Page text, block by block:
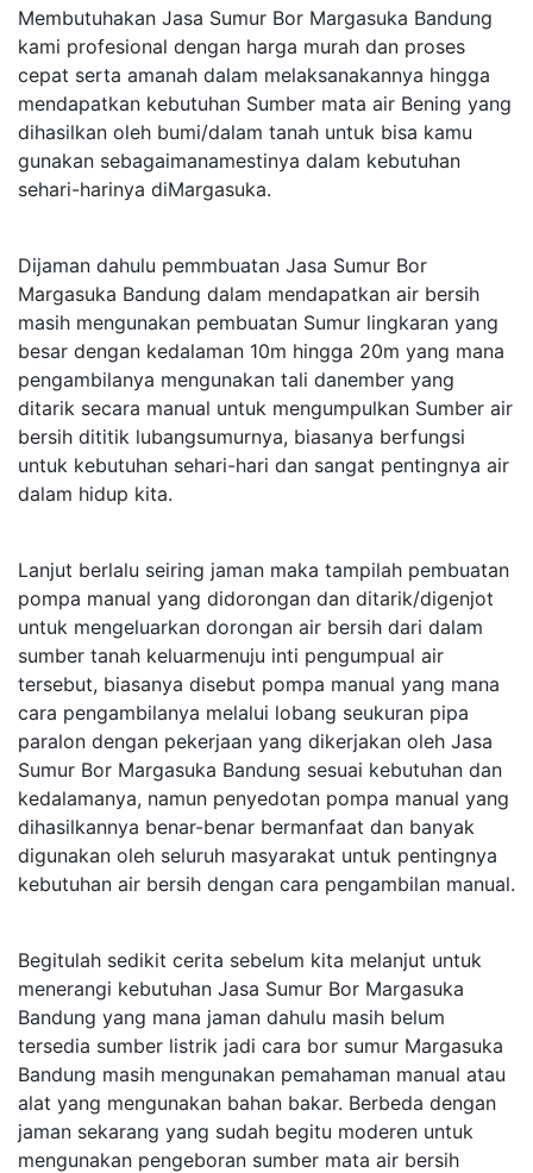
Membutuhakan Jasa Sumur Bor Margasuka Bandung
kami profesional dengan harga murah dan proses
cepat serta amanah dalam melaksanakannya hingga
mendapatkan kebutuhan Sumber mata air Bening yang
dihasilkan oleh bumi/dalam tanah untuk bisa kamu
gunakan sebagaimanamestinya dalam kebutuhan
sehari-harinya diMargasuka.
Dijaman dahulu pemmbuatan Jasa Sumur Bor
Margasuka Bandung dalam mendapatkan air bersih
masih mengunakan pembuatan Sumur lingkaran yang
besar dengan kedalaman 10m hingga 20m yang mana
pengambilanya mengunakan tali danember yang
ditarik secara manual untuk mengumpulkan Sumber air
bersih dititik lubangsumurnya, biasanya berfungsi
untuk kebutuhan sehari-hari dan sangat pentingnya air
dalam hidup kita.
Lanjut berlalu seiring jaman maka tampilah pembuatan
pompa manual yang didorongan dan ditarik/digenjot
untuk mengeluarkan dorongan air bersih dari dalam
sumber tanah keluarmenuju inti pengumpual air
tersebut, biasanya disebut pompa manual yang mana
cara pengambilanya melalui lobang seukuran pipa
paralon dengan pekerjaan yang dikerjakan oleh Jasa
Sumur Bor Margasuka Bandung sesuai kebutuhan dan
kedalamanya, namun penyedotan pompa manual yang
dihasilkannya benar-benar bermanfaat dan banyak
digunakan oleh seluruh masyarakat untuk pentingnya
kebutuhan air bersih dengan cara pengambilan manual.
Begitulah sedikit cerita sebelum kita melanjut untuk
menerangi kebutuhan Jasa Sumur Bor Margasuka
Bandung yang mana jaman dahulu masih belum
tersedia sumber listrik jadi cara bor sumur Margasuka
Bandung masih mengunakan pemahaman manual atau
alat yang mengunakan bahan bakar. Berbeda dengan
jaman sekarang yang sudah begitu moderen untuk
mengunakan pengeboran sumber mata air bersih